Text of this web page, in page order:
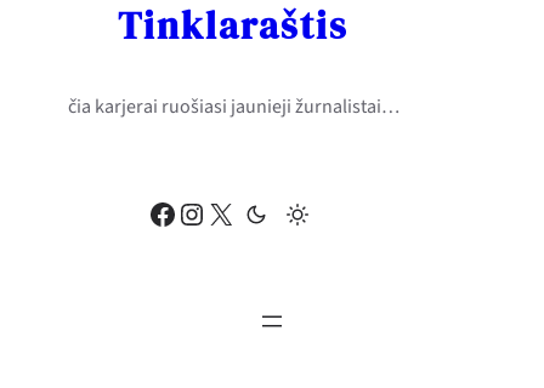
Facebook Instagram X
Tinklaraštis
čia karjerai ruošiasi jaunieji žurnalistai…